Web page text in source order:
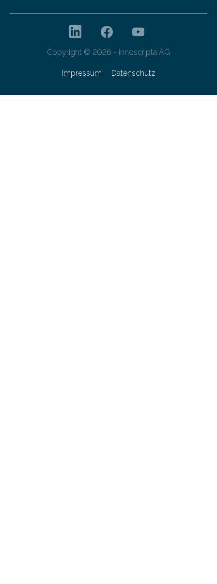
Copyright © 2026 - innoscripta AG
Impressum Datenschutz